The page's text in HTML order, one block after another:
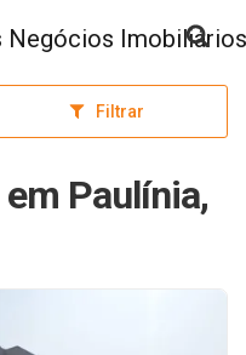
Filtrar
Paulínia,